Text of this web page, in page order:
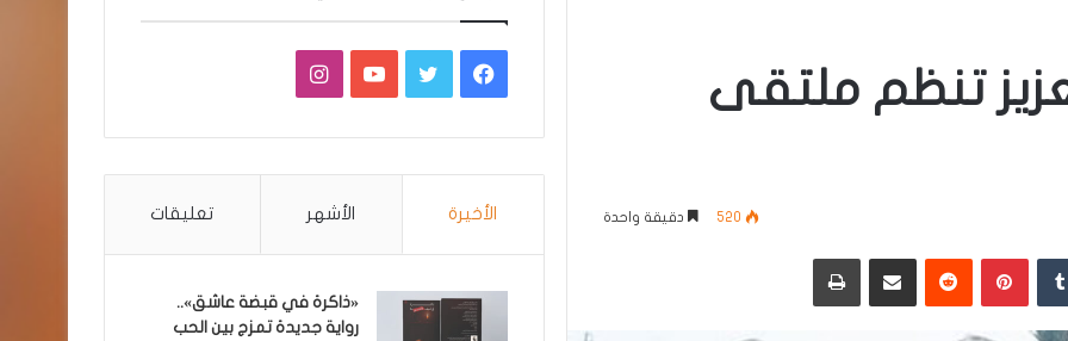
تنظم ملتقى
520 دقيقة واحدة
‏Tumblr بينتيريست
‏Reddit مشاركة عبر البريد طباعة
فيسبوكتويتر يوتيوبانستقرام
الأخيرة الأشهر تعليقات
«ذاكرة في قبضة عاشق»..
رواية جديدة تمزج بين الحب